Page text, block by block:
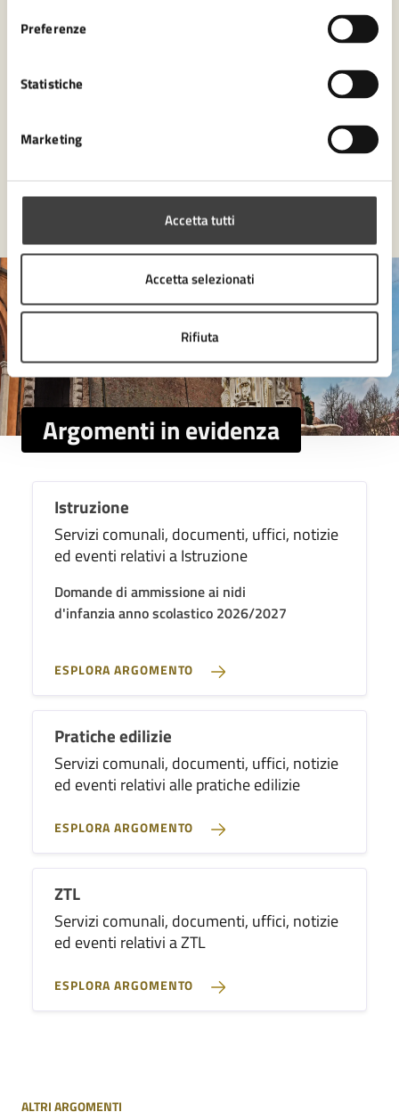
Preferenze
Statistiche
Marketing
Accetta tutti
Accetta selezionati
Rifiuta
Argomenti in evidenza
Istruzione
Servizi comunali, documenti, uffici, notizie
ed eventi relativi a Istruzione
Domande di ammissione ai nidi
d'infanzia anno scolastico 2026/2027
ESPLORA ARGOMENTO
Pratiche edilizie
Servizi comunali, documenti, uffici, notizie
ed eventi relativi alle pratiche edilizie
ESPLORA ARGOMENTO
ZTL
Servizi comunali, documenti, uffici, notizie
ed eventi relativi a ZTL
ESPLORA ARGOMENTO
ALTRI ARGOMENTI